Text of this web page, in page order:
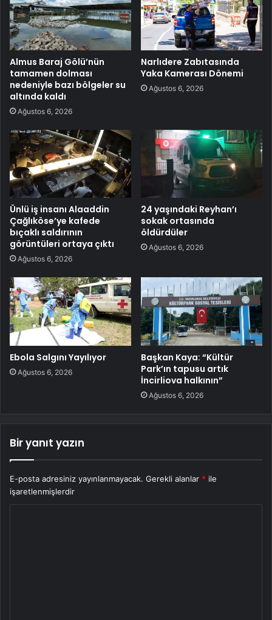
Almus Baraj Gölü’nün
tamamen dolması
nedeniyle bazı bölgeler su
altında kaldı
Ağustos 6, 2026
Narlıdere Zabıtasında
Yaka Kamerası Dönemi
Ağustos 6, 2026
Ünlü iş insanı Alaaddin
Çağlıköse’ye kafede
bıçaklı saldırının
görüntüleri ortaya çıktı
Ağustos 6, 2026
24 yaşındaki Reyhan’ı
sokak ortasında
öldürdüler
Ağustos 6, 2026
Ebola Salgını Yayılıyor
Ağustos 6, 2026
Başkan Kaya: “Kültür
Park’ın tapusu artık
İncirliova halkının”
Ağustos 6, 2026
Bir yanıt yazın
E-posta adresiniz yayınlanmayacak. Gerekli alanlar * ile
işaretlenmişlerdir